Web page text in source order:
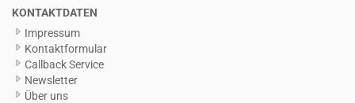
KONTAKTDATEN
Impressum
Kontaktformular
Callback Service
Newsletter
Über uns